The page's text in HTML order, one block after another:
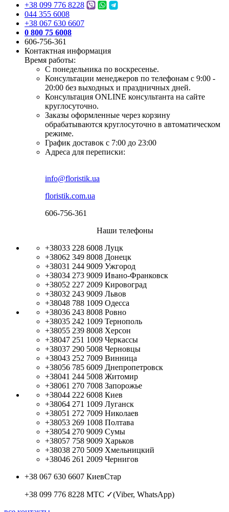
+38 099 776 8228
044 355 6008
+38 067 630 6607
0 800 75 6008
606-756-361
Контактная информация
Время работы:
С понедельника по воскресенье.
Консультации менеджеров по телефонам с 9:00 -
20:00 без выходных и праздничных дней.
Консультация ONLINE консультанта на сайте
круглосуточно.
Заказы оформленные через корзину
обрабатываются круглосуточно в автоматическом
режиме.
График доставок с 7:00 до 23:00
Адреса для переписки:
info@floristik.ua
floristik.com.ua
606-756-361
Наши телефоны
+38033 228 6008 Луцк
+38062 349 8008 Донецк
+38031 244 9009 Ужгород
+38034 273 9009 Ивано-Франковск
+38052 227 2009 Кировоград
+38032 243 9009 Львов
+38048 788 1009 Одесса
+38036 243 8008 Ровно
+38035 242 1009 Тернополь
+38055 239 8008 Херсон
+38047 251 1009 Черкассы
+38037 290 5008 Черновцы
+38043 252 7009 Винница
+38056 785 6009 Днепропетровск
+38041 244 5008 Житомир
+38061 270 7008 Запорожье
+38044 222 6008 Киев
+38064 271 1009 Луганск
+38051 272 7009 Николаев
+38053 269 1008 Полтава
+38054 270 9009 Сумы
+38057 758 9009 Харьков
+38038 270 5009 Хмельницкий
+38046 261 2009 Чернигов
+38 067 630 6607 КиевСтар
+38 099 776 8228 МТС ✓(Viber, WhatsApp)